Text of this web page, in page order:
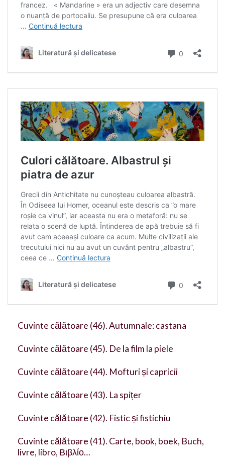
Cuvinte călătoare (46). Autumnale: castana
Cuvinte călătoare (45). De la film la piele
Cuvinte călătoare (44). Mofturi și capricii
Cuvinte călătoare (43). La spițer
Cuvinte călătoare (42). Fistic și fistichiu
Cuvinte călătoare (41). Carte, book, boek, Buch,
livre, libro, Βιβλίο…